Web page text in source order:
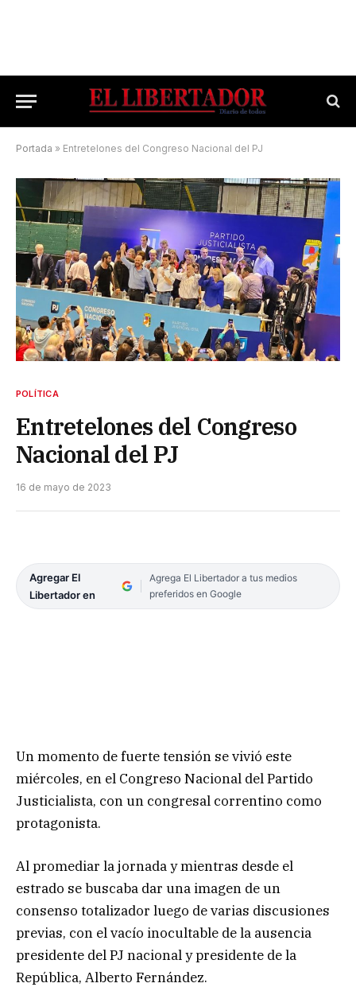
Portada » Entretelones del Congreso Nacional del PJ
POLÍTICA
Entretelones del Congreso
Nacional del PJ
16 de mayo de 2023
Agregar El
Libertador en
Agrega El Libertador a tus medios
preferidos en Google
Un momento de fuerte tensión se vivió este
miércoles, en el Congreso Nacional del Partido
Justicialista, con un congresal correntino como
protagonista.
Al promediar la jornada y mientras desde el
estrado se buscaba dar una imagen de un
consenso totalizador luego de varias discusiones
previas, con el vacío inocultable de la ausencia
presidente del PJ nacional y presidente de la
República, Alberto Fernández.